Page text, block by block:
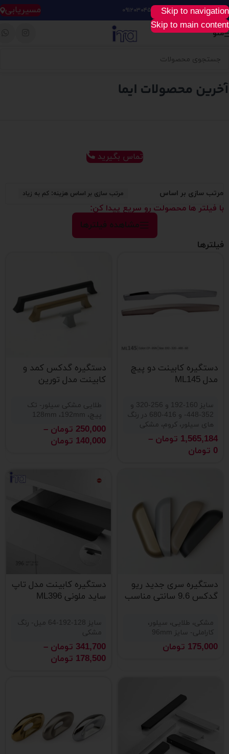
Skip to navigation
Skip to main content
خرید آسان، سریع و راحت : ۰۹۱۲۰۳۰۴۵۲۸ مسیریابی
منو
تماس بگیرید
مرتب سازی بر اساس مرتب سازی بر اساس هزینه: کم به زیاد
با فیلتر ها محصولت رو سریع پیدا کن:
مشاهده فیلترها
فیلترها
دستگیره کابینت دو پیچ
مدل ML145
سایز 160-192 و 256-320 و
352-448- و 416-680 در رنگ
های سیلور، کروم، مشکی
1,565,184 تومان –
0 تومان
دستگیره گدکس کمد و
کابینت مدل تورین
طلایی مشکی سیلور- تک
پیچ، 128mm ،192mm
250,000 تومان –
140,000 تومان
دستگیره سری جدید ریو
گدکس 9.6 سانتی مناسب
مشکی، طلایی، سیلور،
کاراملی- سایز 96mm
175,000 تومان
دستگیره کابینت مدل تاپ
ساید ملونی ML396
سایز 128-192-64 میل- رنگ
مشکی
341,700 تومان –
178,500 تومان